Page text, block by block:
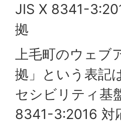
JIS X 8341-
拠
上毛町のウェ
拠」という表記
セシビリティ基
8341-3:2016 対